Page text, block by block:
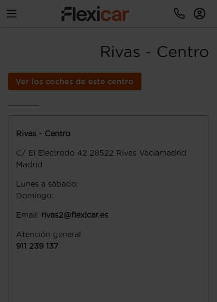
Rivas - Centro
Ver los coches de este centro
Rivas - Centro
C/ El Electrodo 42 28522 Rivas Vaciamadrid
Madrid
Lunes a sábado:
Domingo:
Email: rivas2@flexicar.es
Atención general
911 239 137